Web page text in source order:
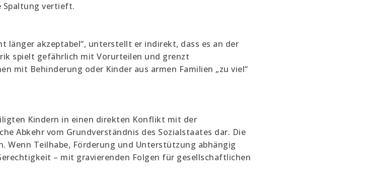
Spaltung vertieft.
länger akzeptabel“, unterstellt er indirekt, dass es an der
spielt gefährlich mit Vorurteilen und grenzt
mit Behinderung oder Kinder aus armen Familien „zu viel“
Kindern in einen direkten Konflikt mit der
Abkehr vom Grundverständnis des Sozialstaates dar. Die
Teilhabe, Förderung und Unterstützung abhängig
– mit gravierenden Folgen für gesellschaftlichen